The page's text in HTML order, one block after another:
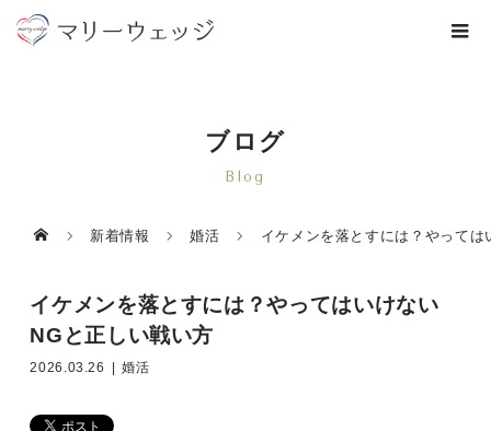
ブログ
Blog
新着情報 婚活 イケメンを落とすには？やって
イケメンを落とすには？やってはいけない
NGと正しい戦い方
2026.03.26 婚活